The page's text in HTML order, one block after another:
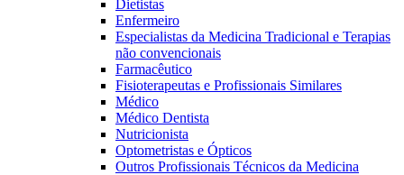
Dietistas
Enfermeiro
Especialistas da Medicina Tradicional e Terapias
não convencionais
Farmacêutico
Fisioterapeutas e Profissionais Similares
Médico
Médico Dentista
Nutricionista
Optometristas e Ópticos
Outros Profissionais Técnicos da Medicina